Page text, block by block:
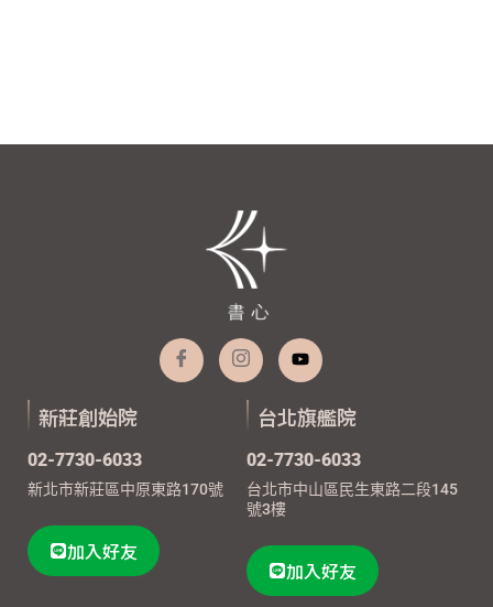
新莊創始院
02-7730-6033
新北市新莊區中原東路170號
加入好友
台北旗艦院
02-7730-6033
台北市中山區民生東路二段145
號3樓
加入好友